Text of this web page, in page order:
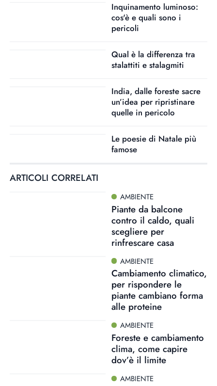
Inquinamento luminoso:
cos'è e quali sono i
pericoli
Qual è la differenza tra
stalattiti e stalagmiti
India, dalle foreste sacre
un’idea per ripristinare
quelle in pericolo
Le poesie di Natale più
famose
ARTICOLI CORRELATI
AMBIENTE
Piante da balcone
contro il caldo, quali
scegliere per
rinfrescare casa
AMBIENTE
Cambiamento climatico,
per rispondere le
piante cambiano forma
alle proteine
AMBIENTE
Foreste e cambiamento
clima, come capire
dov’è il limite
AMBIENTE